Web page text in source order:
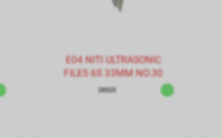
E04 NITI ULTRASONIC
FILES 6S 33MM NO.30
28525